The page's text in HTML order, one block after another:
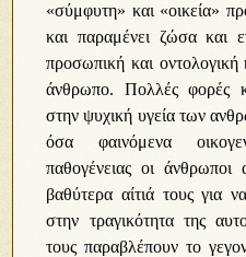
«σύμφυτη» και «οικεία»
και παραμένει ζώσα και
προσωπική και
άνθρωπο. Πολλές φορές
στην ψυχική υγεία των
όσα φαινόμενα
παθογένειας οι
βαθύτερα αίτιά τους για
στην τραγικότητα της
τους παραβλέπουν το